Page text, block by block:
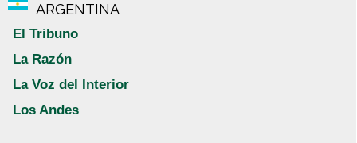
ARGENTINA
El Tribuno
La Razón
La Voz del Interior
Los Andes